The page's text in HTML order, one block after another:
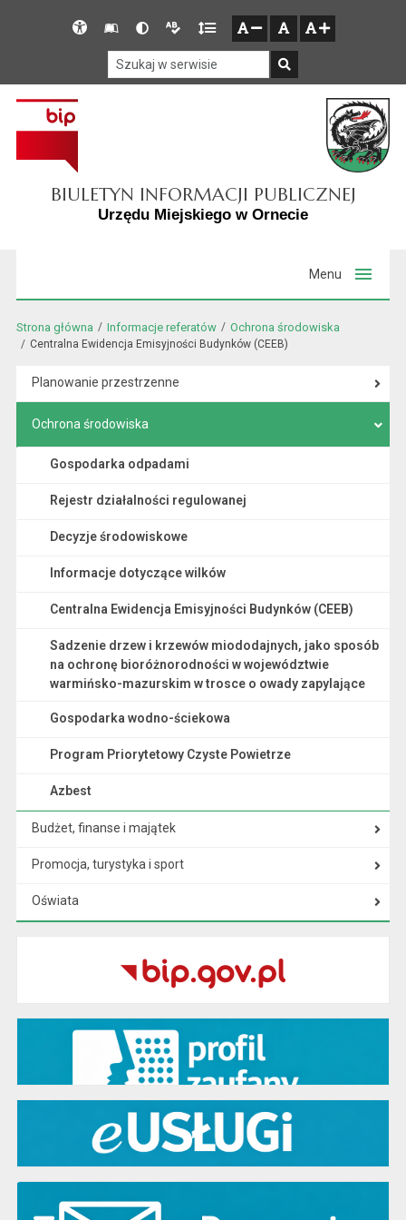
Przejdź do głównego menu
Przejdź do treści
Przejdź do mapy serwisu
Deklaracja
SłownikWersjaWersja
tekstowa
Gęstość
tekstu
BIULETYN INFORMACJI PUBLICZNEJ
Urzędu Miejskiego w Ornecie
Menu
Strona główna Informacje referatów Ochrona środowiska
Centralna Ewidencja Emisyjności Budynków (CEEB)
Planowanie przestrzenne
Ochrona środowiska
Gospodarka odpadami
Rejestr działalności regulowanej
Decyzje środowiskowe
Informacje dotyczące wilków
Centralna Ewidencja Emisyjności Budynków (CEEB)
Sadzenie drzew i krzewów miododajnych, jako sposób
na ochronę bioróżnorodności w województwie
warmińsko-mazurskim w trosce o owady zapylające
Gospodarka wodno-ściekowa
Program Priorytetowy Czyste Powietrze
Azbest
Budżet, finanse i majątek
Promocja, turystyka i sport
Oświata